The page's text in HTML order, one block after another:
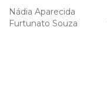
Nádia Aparecida
Furtunato Souza